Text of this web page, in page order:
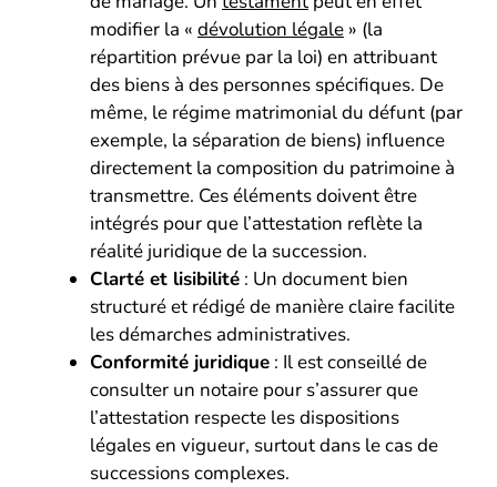
modifier la « dévolution légale » (la
répartition prévue par la loi) en attribuant
des biens à des personnes spécifiques. De
même, le régime matrimonial du défunt (par
exemple, la séparation de biens) influence
directement la composition du patrimoine à
transmettre. Ces éléments doivent être
intégrés pour que l’attestation reflète la
réalité juridique de la succession.
Clarté et lisibilité : Un document bien
structuré et rédigé de manière claire facilite
les démarches administratives.
Conformité juridique : Il est conseillé de
consulter un notaire pour s’assurer que
l’attestation respecte les dispositions
légales en vigueur, surtout dans le cas de
successions complexes.